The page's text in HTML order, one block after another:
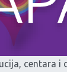
centara i